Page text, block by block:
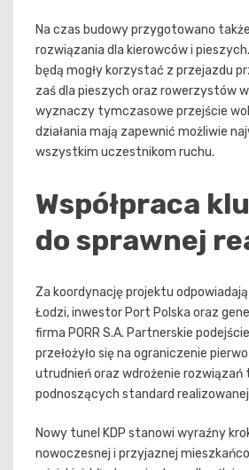
Na czas budowy przygotowano
rozwiązania dla kierowców i
będą mogły korzystać z przejazdu
zaś dla pieszych oraz rowerzystów
wyznaczy tymczasowe przejście
działania mają zapewnić możliwie
wszystkim uczestnikom ruchu.
Współpraca
do sprawnej
Za koordynację projektu
Łodzi, inwestor Port Polska oraz
firma PORR S.A. Partnerskie
przełożyło się na ograniczenie
utrudnień oraz wdrożenie
podnoszących standard
Nowy tunel KDP stanowi wyraźny
nowoczesnej i przyjaznej